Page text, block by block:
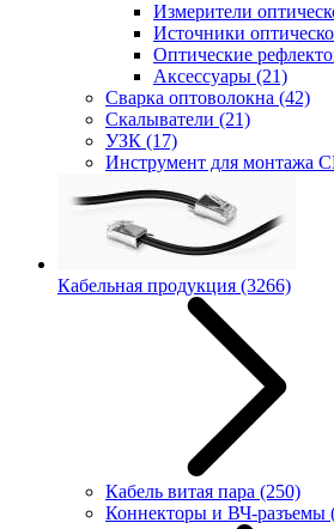
Измерители
Источники
Оптические
Аксессуары (21)
Сварка оптоволокна (42)
Скалыватели (21)
УЗК (17)
Инструмент для монтажа
Кабельная продукция (3266)
Кабель витая пара (250)
Коннекторы и ВЧ-разъемы